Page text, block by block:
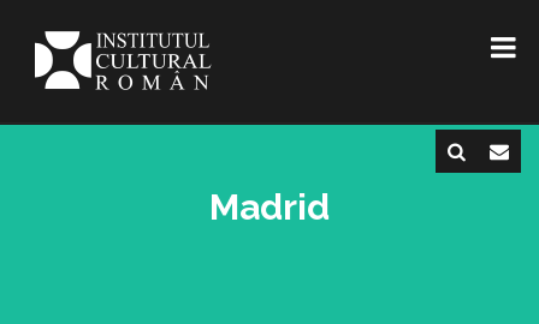
Madrid